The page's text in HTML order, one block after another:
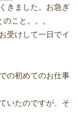
きました。お急ぎ
こと。。。
受けして一日でイ
の初めてのお仕事
いたのですが、そ